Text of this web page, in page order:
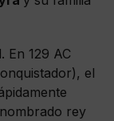
En 129 AC
el
rey